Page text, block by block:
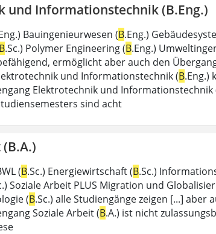
und Informationstechnik (B.Eng.)
Bauingenieurwesen (B.Eng.)
B.Sc.) Polymer Engineering (B.Eng.)
ermöglicht aber auch den
und Informationstechnik (B.Eng.)
Elektrotechnik und Informationstechnik
sind acht
(B.Sc.) Energiewirtschaft (B.Sc.)
Soziale Arbeit PLUS Migration und
(B.Sc.) alle Studiengänge zeigen [...]
Soziale Arbeit (B.A.) ist nicht